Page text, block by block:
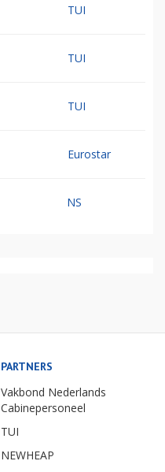
TUI
TUI
TUI
Eurostar
NS
PARTNERS
Vakbond Nederlands
Cabinepersoneel
TUI
NEWHEAP